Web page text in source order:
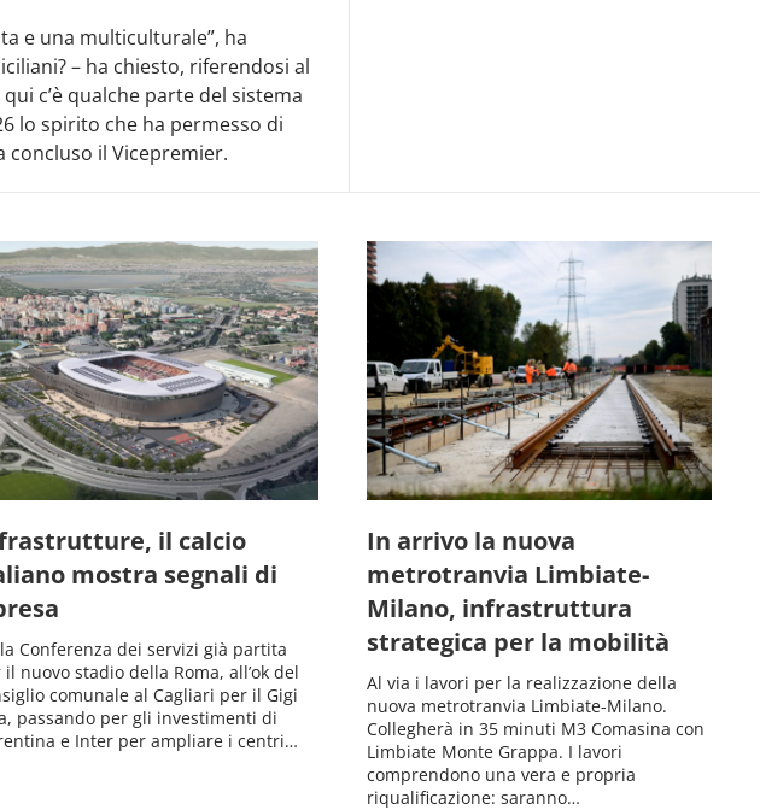
e una multiculturale”, ha
– ha chiesto, riferendosi al
c’è qualche parte del sistema
lo spirito che ha permesso di
concluso il Vicepremier.
il calcio
mostra segnali di
Conferenza dei servizi già partita
il nuovo stadio della Roma, all’ok del
comunale al Cagliari per il Gigi
passando per gli investimenti di
e Inter per ampliare i centri…
In arrivo la nuova
metrotranvia Limbiate-
Milano, infrastruttura
strategica per la mobilità
Al via i lavori per la realizzazione della
nuova metrotranvia Limbiate-Milano.
Collegherà in 35 minuti M3 Comasina con
Limbiate Monte Grappa. I lavori
comprendono una vera e propria
riqualificazione: saranno…